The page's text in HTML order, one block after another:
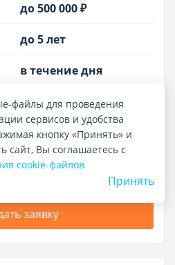
до 500 000 ₽
до 5 лет
в течение дня
до 14.205%
от 0.01%
заявку
файлы для проведения
сервисов и удобства
кнопку «Принять» и
сайт, Вы соглашаетесь с
cookie-файлов
Принять